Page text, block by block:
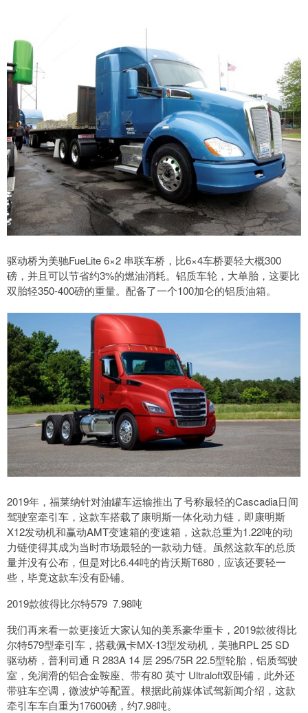
驱动桥为美驰FueLite 6×2 串联车桥，比6×4车桥要轻大概300
磅，并且可以节省约3%的燃油消耗。铝质车轮，大单胎，这要比
双胎轻350-400磅的重量。配备了一个100加仑的铝质油箱。
2019年，福莱纳针对油罐车运输推出了号称最轻的Cascadia日间
驾驶室牵引车，这款车搭载了康明斯一体化动力链，即康明斯
X12发动机和赢动AMT变速箱的变速箱，这款总重为1.22吨的动
力链使得其成为当时市场最轻的一款动力链。虽然这款车的总质
量并没有公布，但是对比6.44吨的肯沃斯T680，应该还要轻一
些，毕竟这款车没有卧铺。
2019款彼得比尔特579 7.98吨
我们再来看一款更接近大家认知的美系豪华重卡，2019款彼得比
尔特579型牵引车，搭载佩卡MX-13型发动机，美驰RPL 25 SD
驱动桥，普利司通 R 283A 14 层 295/75R 22.5型轮胎，铝质驾驶
室，免润滑的铝合金鞍座、带有80 英寸 Ultraloft双卧铺，此外还
带驻车空调，微波炉等配置。根据此前媒体试驾新闻介绍，这款
牵引车车自重为17600磅，约7.98吨。